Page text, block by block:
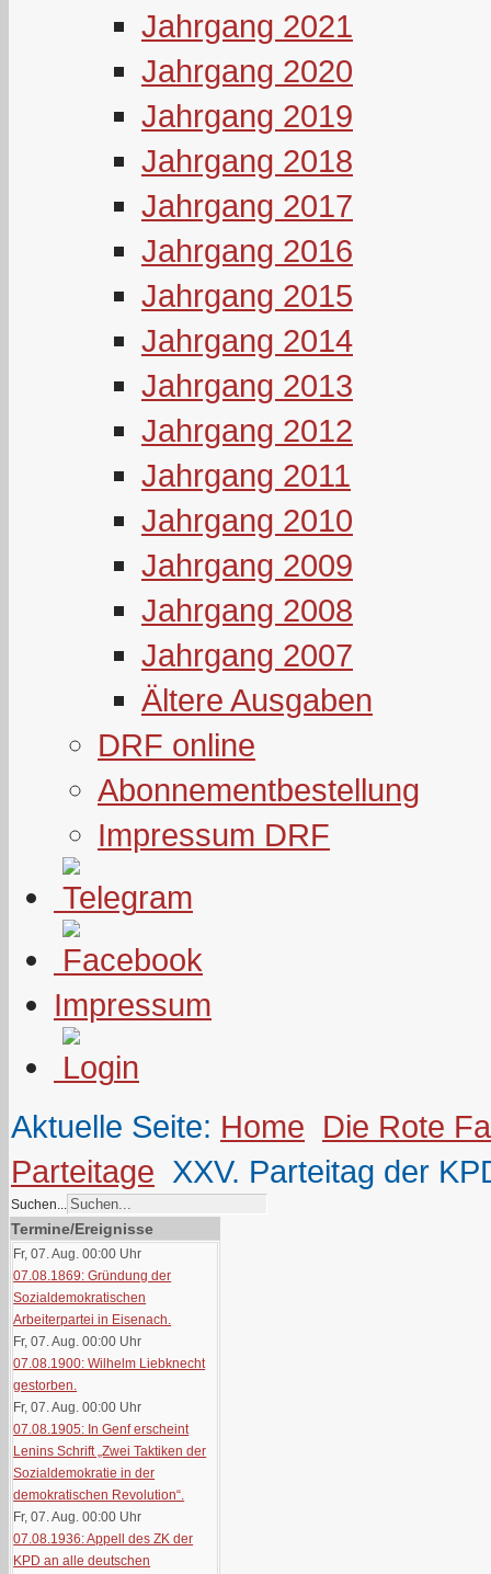
Jahrgang 2021
Jahrgang 2020
Jahrgang 2019
Jahrgang 2018
Jahrgang 2017
Jahrgang 2016
Jahrgang 2015
Jahrgang 2014
Jahrgang 2013
Jahrgang 2012
Jahrgang 2011
Jahrgang 2010
Jahrgang 2009
Jahrgang 2008
Jahrgang 2007
Ältere Ausgaben
DRF online
Abonnementbestellung
Impressum DRF
Impressum
Aktuelle Seite: Home Die Rote
Parteitage XXV. Parteitag der
Suchen...
Termine/Ereignisse
Fr, 07. Aug. 00:00 Uhr
07.08.1869: Gründung der
Sozialdemokratischen
Arbeiterpartei in Eisenach.
Fr, 07. Aug. 00:00 Uhr
07.08.1900: Wilhelm Liebknecht
gestorben.
Fr, 07. Aug. 00:00 Uhr
07.08.1905: In Genf erscheint
Lenins Schrift „Zwei Taktiken der
Sozialdemokratie in der
demokratischen Revolution“.
Fr, 07. Aug. 00:00 Uhr
07.08.1936: Appell des ZK der
KPD an alle deutschen